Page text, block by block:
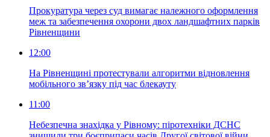
Прокуратура через суд вимагає належного оформлення
меж та забезпечення охорони двох ландшафтних парків
Рівненщини
12:00
На Рівненщині протестували алгоритми відновлення
мобільного зв’язку під час блекауту
11:00
Небезпечна знахідка у Рівному: піротехніки ДСНС